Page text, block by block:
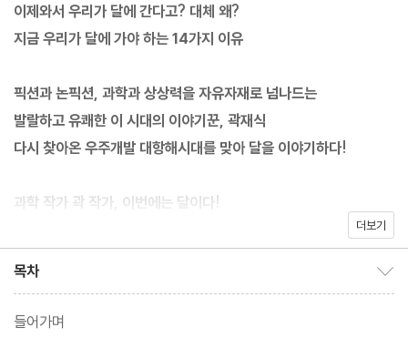
이제와서 우리가 달에 간다고? 대체 왜?
지금 우리가 달에 가야 하는 14가지 이유
픽션과 논픽션, 과학과 상상력을 자유자재로 넘나드는
발랄하고 유쾌한 이 시대의 이야기꾼, 곽재식
다시 찾아온 우주개발 대항해시대를 맞아 달을 이야기하다!
과학 작가 곽 작가, 이번에는 달이다!
한국 최초의 달 탐사선 다누리와 발맞춰 출발하는 달나라 여행 가이
“왜 그 많은 돈을 들여 우리가
더보기
목차
들어가며